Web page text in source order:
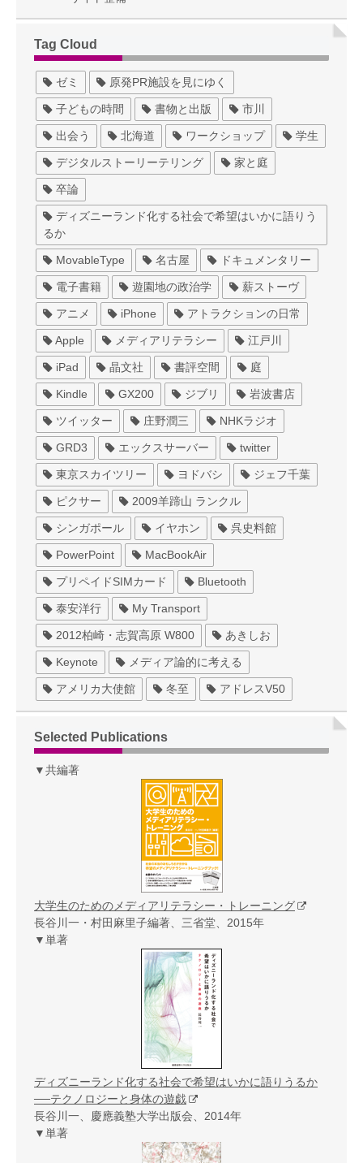
Tag Cloud
ゼミ 原発PR施設を見にゆく
子どもの時間 書物と出版 市川
出会う 北海道 ワークショップ 学生
デジタルストーリーテリング 家と庭
卒論
ディズニーランド化する社会で希望はいかに語りう
るか
MovableType 名古屋 ドキュメンタリー
電子書籍 遊園地の政治学 薪ストーヴ
アニメ iPhone アトラクションの日常
Apple メディアリテラシー 江戸川
iPad 晶文社 書評空間 庭
Kindle GX200 ジブリ 岩波書店
ツイッター 庄野潤三 NHKラジオ
GRD3 エックスサーバー twitter
東京スカイツリー ヨドバシ ジェフ千葉
ピクサー 2009羊蹄山 ランクル
シンガポール イヤホン 呉史料館
PowerPoint MacBookAir
プリペイドSIMカード Bluetooth
泰安洋行 My Transport
2012柏崎・志賀高原 W800 あきしお
Keynote メディア論的に考える
アメリカ大使館 冬至 アドレスV50
Selected Publications
▼共編著
大学生のためのメディアリテラシー・トレーニング
長谷川一・村田麻里子編著、三省堂、2015年
▼単著
ディズニーランド化する社会で希望はいかに語りうるか
──テクノロジーと身体の遊戯
長谷川一、慶應義塾大学出版会、2014年
▼単著